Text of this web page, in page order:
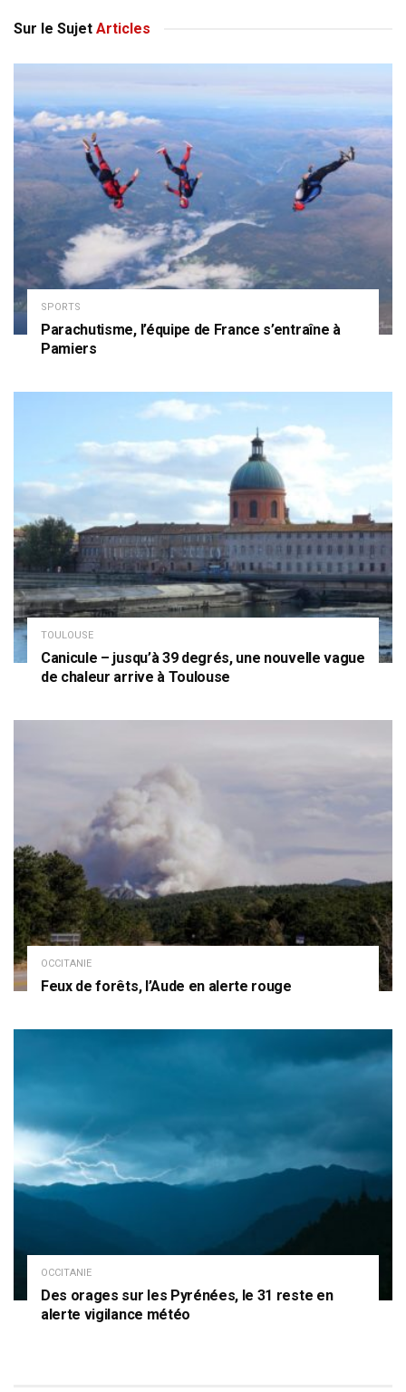
Sur le Sujet Articles
SPORTS
Parachutisme, l’équipe de France s’entraîne à
Pamiers
TOULOUSE
Canicule – jusqu’à 39 degrés, une nouvelle vague
de chaleur arrive à Toulouse
OCCITANIE
Feux de forêts, l’Aude en alerte rouge
OCCITANIE
Des orages sur les Pyrénées, le 31 reste en
alerte vigilance météo